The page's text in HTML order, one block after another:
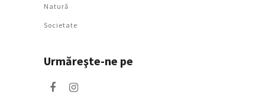
Natură
Societate
Urmăreşte-ne pe